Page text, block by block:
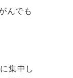
んでも
集中し